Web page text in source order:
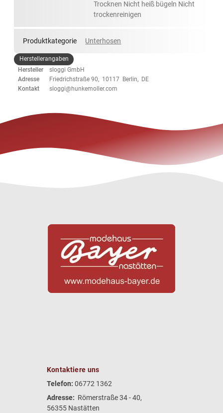
Trocknen Nicht heiß bügeln Nicht
trockenreinigen
Produktkategorie Unterhosen
Herstellerangaben
Hersteller
sloggi GmbH
Adresse
Friedrichstraße 90, 10117 Berlin, DE
Kontakt
sloggi@hunkemoller.com
Kontaktiere uns
Telefon: 06772 1362
Adresse: Römerstraße 34 - 40,
56355 Nastätten